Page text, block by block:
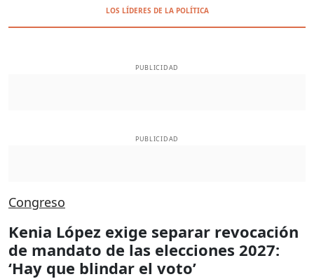
LOS LÍDERES DE LA POLÍTICA
PUBLICIDAD
PUBLICIDAD
Congreso
Kenia López exige separar revocación
de mandato de las elecciones 2027:
‘Hay que blindar el voto’